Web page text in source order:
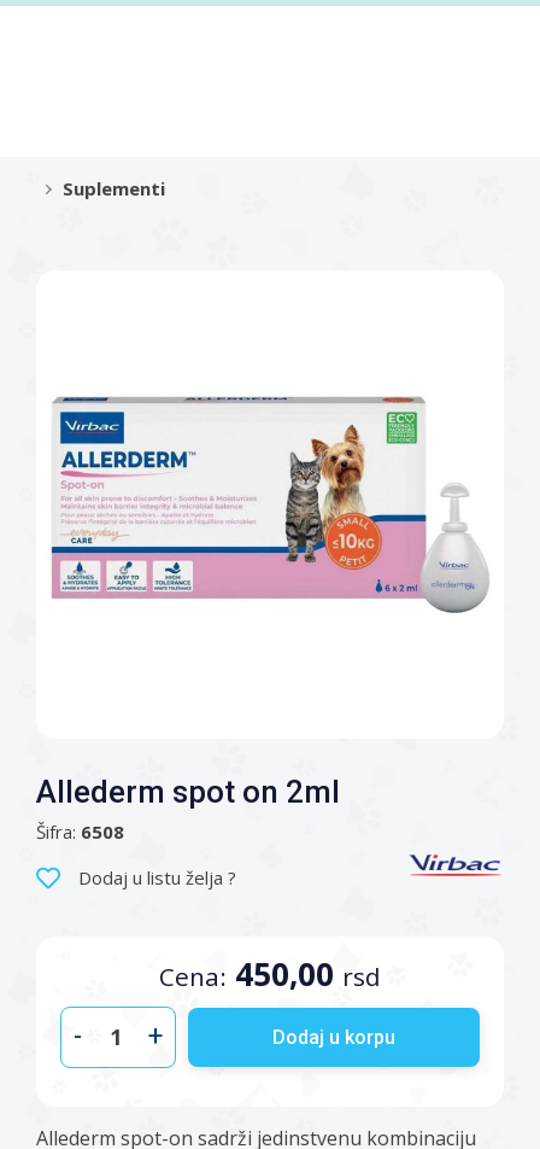
Suplementi
Allederm spot on 2ml
Šifra: 6508
Dodaj u listu želja ?
Cena: 450,00 rsd
- + Dodaj u korpu
Allederm spot-on sadrži jedinstvenu kombinaciju